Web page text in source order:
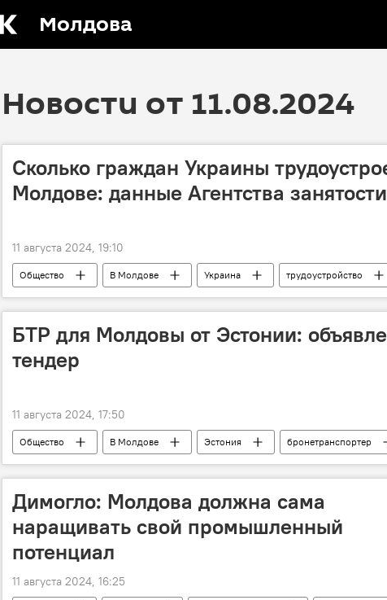
Молдова
Новости от 11.08.2024
Сколько граждан Украины
Молдове: данные Агентства занятости
11 августа 2024, 19:10
Общество В Молдове Украина трудоустройство
БТР для Молдовы от Эстонии:
тендер
11 августа 2024, 17:50
Общество В Молдове Эстония бронетранспортер
Димогло: Молдова должна сама
наращивать свой промышленный
потенциал
11 августа 2024, 16:25